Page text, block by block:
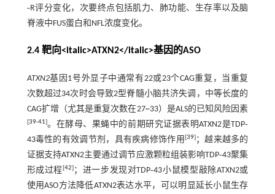
‐R评分变化，次要终点包括肌力、肺功能、生存率以及脑
脊液中FUS蛋白和NFL浓度变化。
2.4 靶向<italic>ATXN2</italic>基因的ASO
ATXN2基因1号外显子中通常有22或23个CAG重复，当重复
次数超过34次时会导致2型脊髓小脑共济失调，中等长度的
CAG扩增（尤其是重复次数在27~33）是ALS的已知风险因素
[39-41]。在酵母、果蝇中的前期研究证据表明ATXN2是TDP‐
43毒性的有效调节剂，具有疾病修饰作用 [39]；越来越多的
证据支持ATXN2主要通过调节应激颗粒组装影响TDP‐43聚集
形成过程[42] ；进一步发现对TDP‐43小鼠模型敲除ATXN2或
使用ASO方法降低ATXN2表达水平，可以明显延长小鼠生存